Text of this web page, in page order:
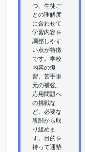
つ、生徒ご
との理解度
に合わせて
学習内容を
調整しやす
い点が特徴
です。学校
内容の復
習、苦手単
元の補強、
応用問題へ
の挑戦な
ど、必要な
段階から取
り組めま
す。目的を
持って通塾